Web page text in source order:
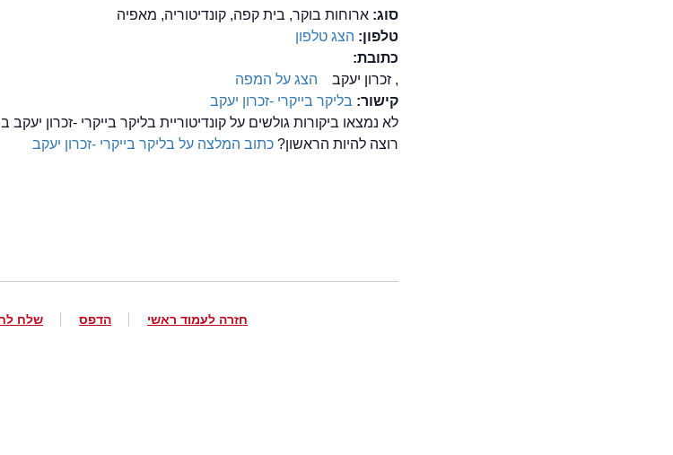
סוג:ארוחות בוקר, בית קפה, קונדיטוריה, מאפיה
טלפון: הצג טלפון
כתובת:
, זכרון יעקב
הצג על המפה
קישור: בליקר בייקרי -זכרון יעקב
לא נמצאו ביקורות גולשים על קונדיטוריית בליקר בייקרי -זכרון
רוצה להיות הראשון?כתוב המלצה על בליקר בייקרי -זכרון יעקב
חזרה לעמוד ראשי הדפס שלח